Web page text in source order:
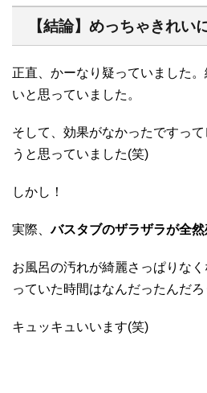
【結論】めっちゃきれい
正直、かーなり疑っていました
いと思っていました。
そして、効果がなかったですっ
うと思っていました(笑)
しかし！
実際、バスタブのザラザラが全然
お風呂の汚れが綺麗さっぱりな
っていた時間はなんだったんだろ
キュッキュいいます(笑)